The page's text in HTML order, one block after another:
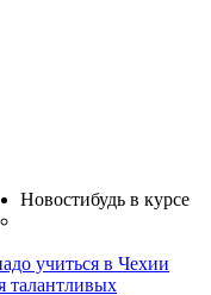
Новостибудь в курсе
учиться в Чехии
талантливых